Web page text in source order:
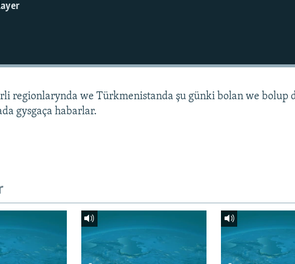
regionlarynda we Türkmenistanda şu günki bolan we bolup
gysgaça habarlar.